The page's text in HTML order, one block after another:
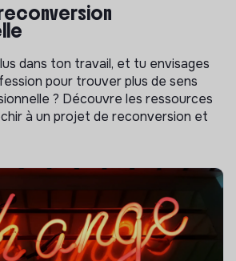
reconversion
dans ton travail, et tu envisages
pour trouver plus de sens
? Découvre les ressources
à un projet de reconversion et